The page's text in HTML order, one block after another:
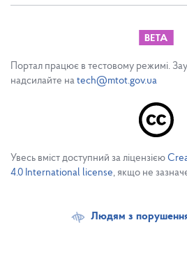
Портал працює в тестовому режимі.
надсилайте на tech@mtot.gov.ua
Увесь вміст доступний за ліцензією
4.0 International license, якщо не
Людям з